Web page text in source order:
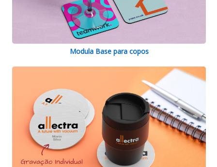
Modula Base para copos